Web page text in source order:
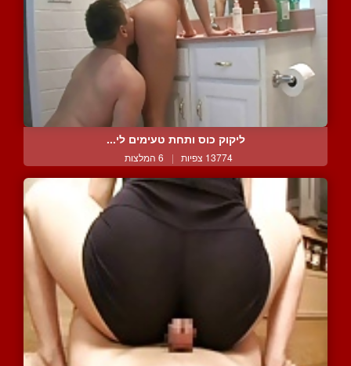
ליקוק כוס ותחת טעימים לי...
13774 צפיות | 6 המלצות